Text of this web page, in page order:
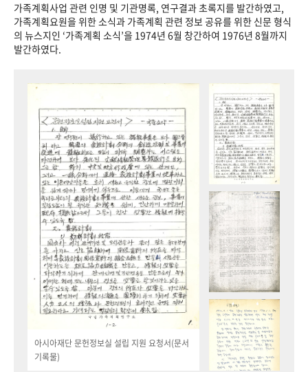
가족계획사업 관련 인명 및 기관명록, 연구결과 초록지를 발간하였고,
가족계획요원을 위한 소식과 가족계획 관련 정보 공유를 위한 신문 형식
의 뉴스지인 ‘가족계획 소식’을 1974년 6월 창간하여 1976년 8월까지
발간하였다.
아시아재단 문헌정보실 설립 지원 요청서(문서
기록물)